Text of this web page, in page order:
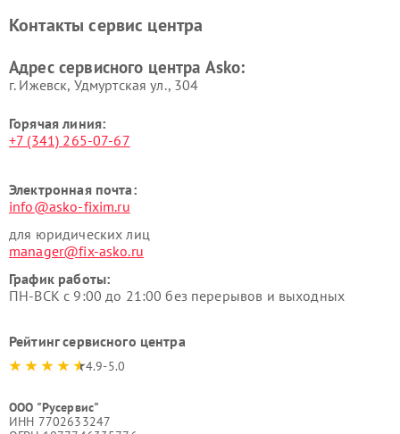
Ремонт подогревателей
Ремонт промышленных
Asko
Контакты сервис центра
Адрес сервисного центра Asko:
г. Ижевск, Удмуртская ул., 304
Горячая линия:
+7 (341) 265-07-67
Электронная почта:
info@asko-fixim.ru
для юридических лиц
manager@fix-asko.ru
График работы:
ПН-ВСК с 9:00 до 21:00 без перерывов и выходных
Рейтинг сервисного центра
4.9-5.0
ООО "Русервис"
ИНН 7702633247